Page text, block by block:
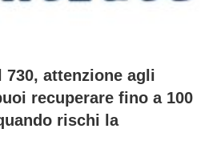
730, attenzione agli
recuperare fino a 100
rischi la